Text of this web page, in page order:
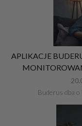
APLIKACJE
Buderus dba